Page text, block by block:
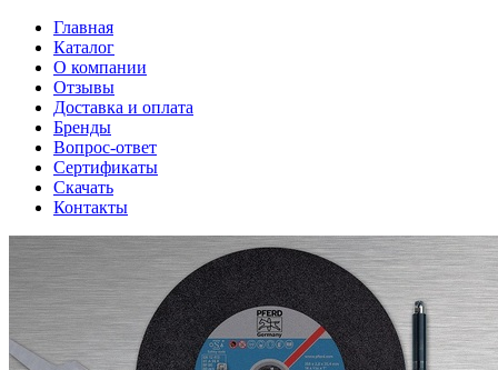
Главная
Каталог
О компании
Отзывы
Доставка и оплата
Бренды
Вопрос-ответ
Сертификаты
Скачать
Контакты